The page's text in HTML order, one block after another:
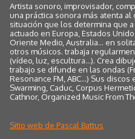
Artista sonoro, improvisador,
una práctica sonora más atenta al
situación que los determina que
actuado en Europa, Estados
Oriente Medio, Australia... en
otros músicos. trabaja
(vídeo, luz, escultura...). Crea
trabajo se difunde en las ondas
Resonance FM, ABC...) Sus
Swarming, Caduc, Corpus
Cathnor, Organized Music From
Sitio web de Pascal Battus